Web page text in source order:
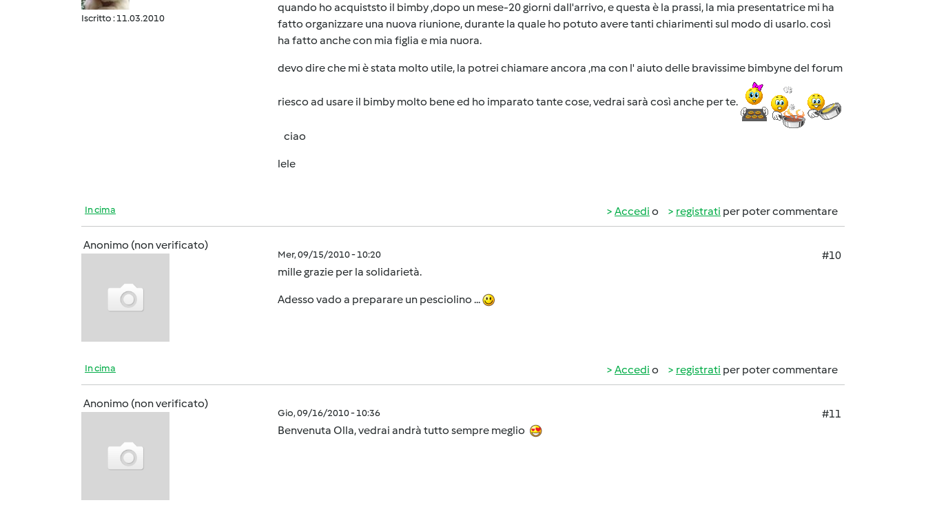
Iscritto : 11.03.2010
quando ho acquiststo il bimby ,dopo un mese-20 giorni dall'arrivo, e questa è la prassi, la mia presentatrice mi ha
fatto organizzare una nuova riunione, durante la quale ho potuto avere tanti chiarimenti sul modo di usarlo. così
ha fatto anche con mia figlia e mia nuora.
devo dire che mi è stata molto utile, la potrei chiamare ancora ,ma con l' aiuto delle bravissime bimbyne del forum
riesco ad usare il bimby molto bene ed ho imparato tante cose, vedrai sarà così anche per te.
ciao
lele
In cima Accedi o registrati per poter commentare
Anonimo (non verificato)
Mer, 09/15/2010 - 10:20
#10
mille grazie per la solidarietà.
Adesso vado a preparare un pesciolino ...
In cima Accedi o registrati per poter commentare
Anonimo (non verificato)
Gio, 09/16/2010 - 10:36
#11
Benvenuta Olla, vedrai andrà tutto sempre meglio